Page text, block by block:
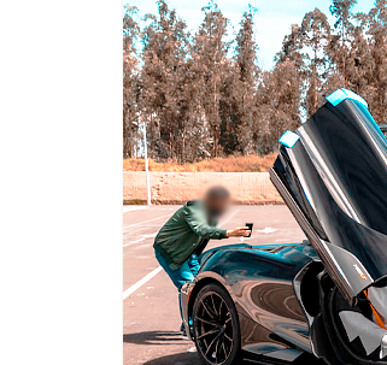
Movilidad Varios
GM reafirma su
compromiso con movilidad
más segura y conectada